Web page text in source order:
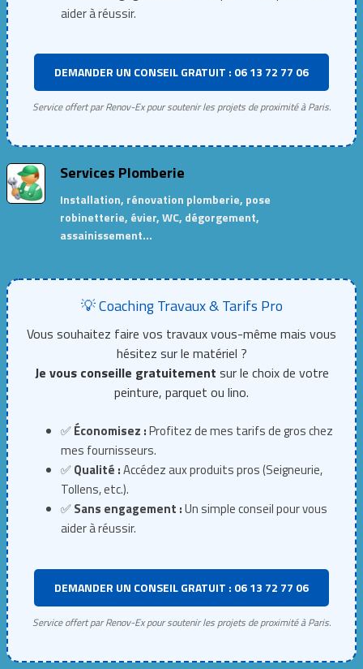
aider à réussir.
DEMANDER UN CONSEIL GRATUIT : 06 13 72 77 06
Service offert par Renov-Ex pour soutenir les projets de proximité à Paris.
Services Plomberie
Installation, rénovation plomberie, pose
robinetterie, évier, WC, dégorgement,
assainissement…
💡 Coaching Travaux & Tarifs Pro
Vous souhaitez faire vos travaux vous-même mais vous
hésitez sur le matériel ?
Je vous conseille gratuitement sur le choix de votre
peinture, parquet ou lino.
✅Économisez :Profitez de mes tarifs de gros chez
mes fournisseurs.
✅Qualité :Accédez aux produits pros (Seigneurie,
Tollens, etc.).
✅Sans engagement :Un simple conseil pour vous
aider à réussir.
DEMANDER UN CONSEIL GRATUIT : 06 13 72 77 06
Service offert par Renov-Ex pour soutenir les projets de proximité à Paris.